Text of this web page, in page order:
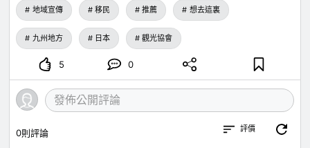
地域宣傳 移民 推薦 想去這裏
九州地方 日本 觀光協會
5 0
0則評論 評價